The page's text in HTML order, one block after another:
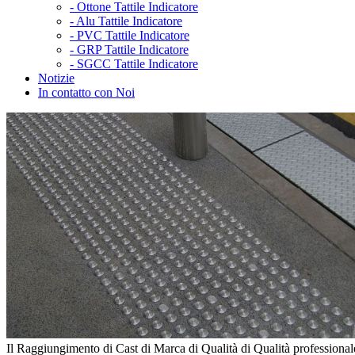
- Ottone Tattile Indicatore
- Alu Tattile Indicatore
- PVC Tattile Indicatore
- GRP Tattile Indicatore
- SGCC Tattile Indicatore
Notizie
In contatto con Noi
Il Raggiungimento di Cast di Marca di Qualità di Qualità